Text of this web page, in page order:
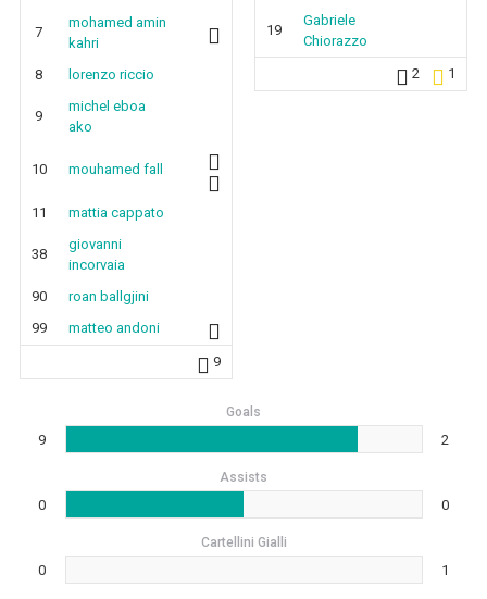
7
mohamed amin
kahri
8
lorenzo riccio
9
michel eboa
ako
10 mouhamed fall
11 mattia cappato
38
giovanni
incorvaia
90
roan ballgjini
99
matteo andoni
9
19
Gabriele
Chiorazzo
2
1
Goals
9 2
Assists
0 0
Cartellini Gialli
0 1